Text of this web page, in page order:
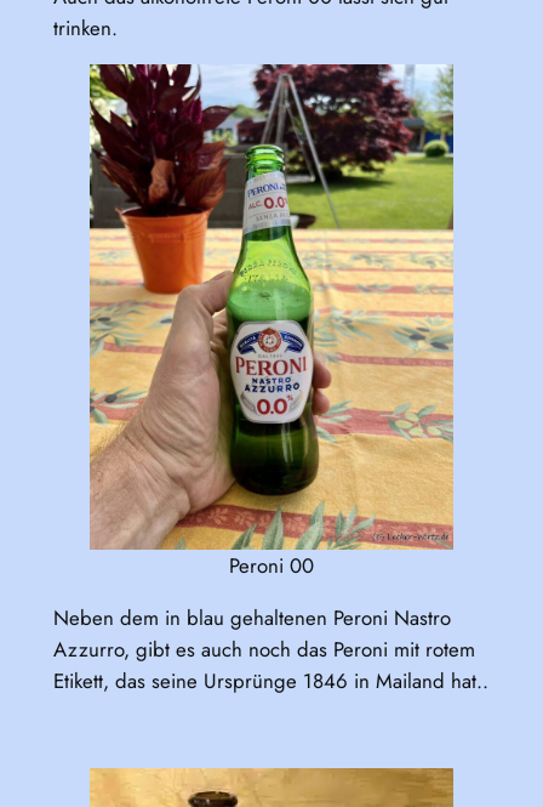
trinken.
Peroni 00
Neben dem in blau gehaltenen Peroni Nastro
Azzurro, gibt es auch noch das Peroni mit rotem
Etikett, das seine Ursprünge 1846 in Mailand hat..